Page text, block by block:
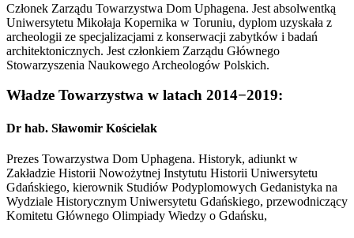
Członek Zarządu Towarzystwa Dom Uphagena. Jest absolwentką
Uniwersytetu Mikołaja Kopernika w Toruniu, dyplom uzyskała z
archeologii ze specjalizacjami z konserwacji zabytków i badań
architektonicznych. Jest członkiem Zarządu Głównego
Stowarzyszenia Naukowego Archeologów Polskich.
Władze Towarzystwa w latach 2014−2019:
Dr hab. Sławomir Kościelak
Prezes Towarzystwa Dom Uphagena. Historyk, adiunkt w
Zakładzie Historii Nowożytnej Instytutu Historii Uniwersytetu
Gdańskiego, kierownik Studiów Podyplomowych Gedanistyka na
Wydziale Historycznym Uniwersytetu Gdańskiego, przewodniczący
Komitetu Głównego Olimpiady Wiedzy o Gdańsku,